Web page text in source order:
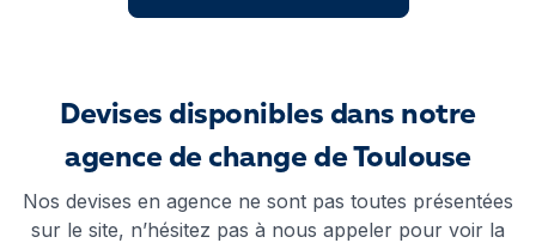
Devises disponibles dans notre
agence de change de Toulouse
Nos devises en agence ne sont pas toutes présentées
sur le site, n’hésitez pas à nous appeler pour voir la